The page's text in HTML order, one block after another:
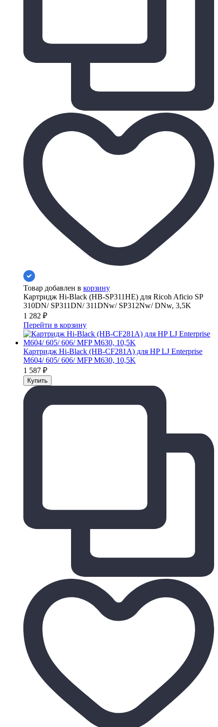
Товар добавлен в корзину
Картридж Hi-Black (HB-SP311HE) для Ricoh Aficio SP
310DN/ SP311DN/ 311DNw/ SP312Nw/ DNw, 3,5K
1 282 ₽
Перейти в корзину
Картридж Hi-Black (HB-CF281A) для HP LJ Enterprise
M604/ 605/ 606/ MFP M630, 10,5K
1 587 ₽